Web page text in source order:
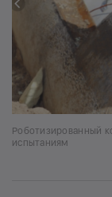
Роботизированный
испытаниям